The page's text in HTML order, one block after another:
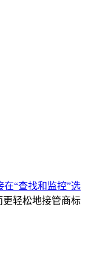
“查找和监控”选
更轻松地接管商标